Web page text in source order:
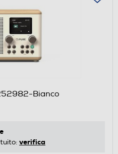
Bianco
verifica